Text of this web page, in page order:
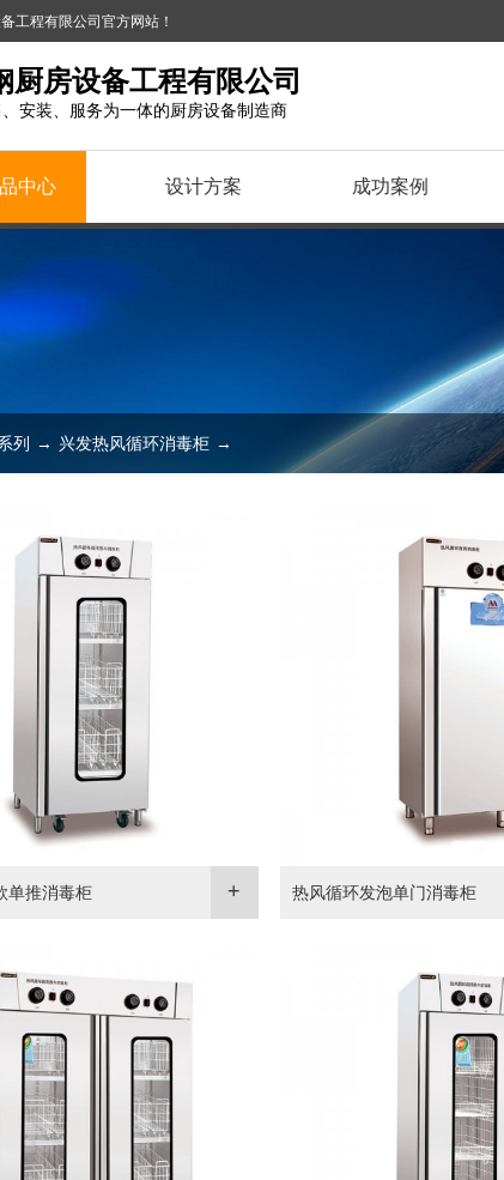
工程有限公司官方网站！
厨房设备工程有限公司
安装、服务为一体的厨房设备制造商
中心 设计方案 成功案例
列 → 兴发热风循环消毒柜 →
单推消毒柜 热风循环发泡单门消毒柜